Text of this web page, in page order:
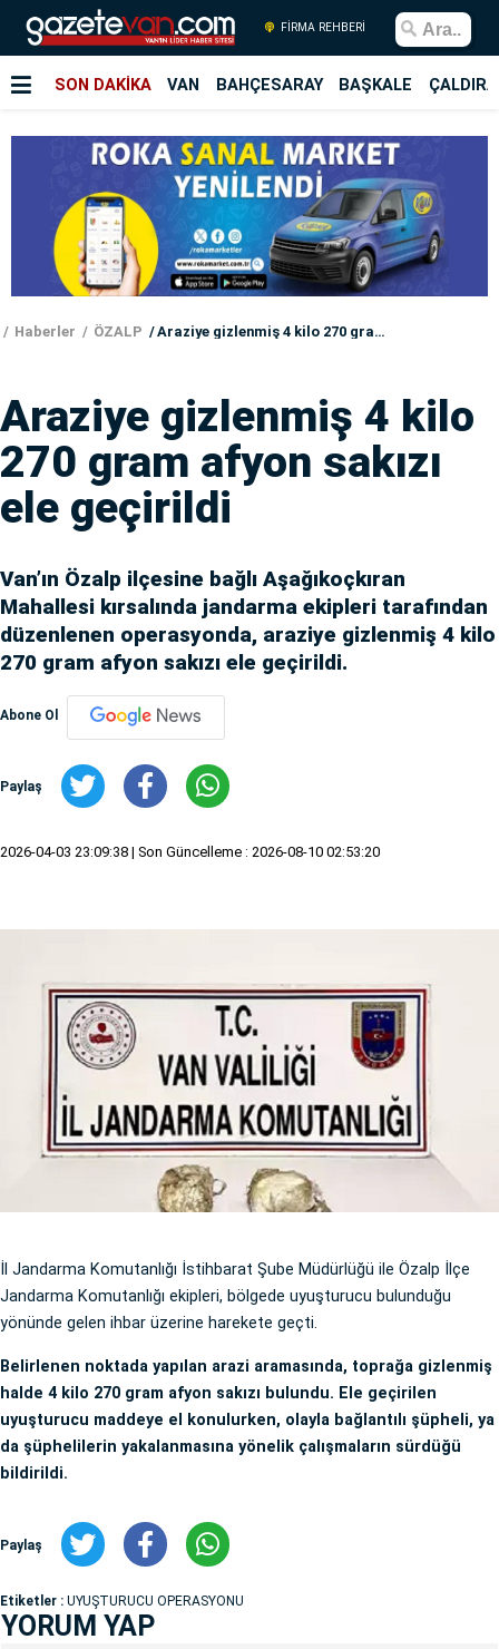
FİRMA REHBERİ
SON DAKİKA VAN BAHÇESARAY BAŞKALE
Haberler ÖZALP Araziye gizlenmiş 4 kilo 270 gram afyon sakızı ele geçirildi
Araziye gizlenmiş 4 kilo
270 gram afyon sakızı
ele geçirildi
Van’ın Özalp ilçesine bağlı Aşağıkoçkıran
Mahallesi kırsalında jandarma ekipleri tarafından
düzenlenen operasyonda, araziye gizlenmiş 4 kilo
270 gram afyon sakızı ele geçirildi.
Abone Ol
Paylaş
2026-04-03 23:09:38 | Son Güncelleme : 2026-08-10 02:53:20
İl Jandarma Komutanlığı İstihbarat Şube Müdürlüğü ile Özalp İlçe
Jandarma Komutanlığı ekipleri, bölgede uyuşturucu bulunduğu
yönünde gelen ihbar üzerine harekete geçti.
Belirlenen noktada yapılan arazi aramasında, toprağa gizlenmiş
halde 4 kilo 270 gram afyon sakızı bulundu. Ele geçirilen
uyuşturucu maddeye el konulurken, olayla bağlantılı şüpheli, ya
da şüphelilerin yakalanmasına yönelik çalışmaların sürdüğü
bildirildi.
Paylaş
Etiketler : UYUŞTURUCU OPERASYONU
YORUM YAP